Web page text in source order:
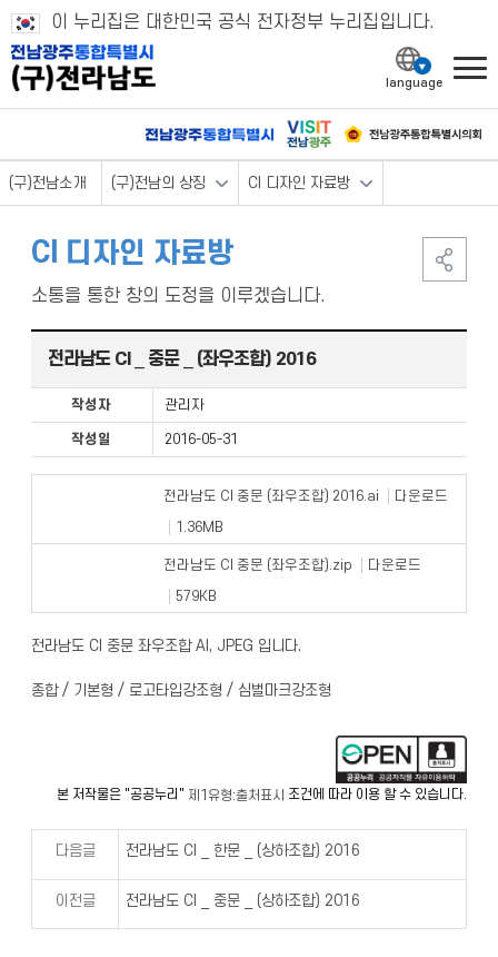
이 누리집은 대한민국 공식 전자정부 누리집입니다.
(구)전남소개 (구)전남의 상징 CI 디자인 자료방
CI 디자인 자료방
소통을 통한 창의 도정을 이루겠습니다.
전라남도 CI _ 중문 _ (좌우조합) 2016
작성자 관리자
작성일 2016-05-31
전라남도 CI 중문 (좌우조합) 2016.ai
다운로드
1.36MB
전라남도 CI 중문 (좌우조합).zip
다운로드
579KB
전라남도 CI 중문 좌우조합 AI, JPEG 입니다.
종합 / 기본형 / 로고타입강조형 / 심벌마크강조형
본 저작물은 "공공누리" 제1유형:출처표시 조건에 따라 이용 할 수 있습니다.
다음글 전라남도 CI _ 한문 _ (상하조합) 2016
이전글 전라남도 CI _ 중문 _ (상하조합) 2016